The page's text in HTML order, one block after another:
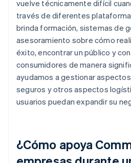
vuelve técnicamente difícil
través de diferentes
brinda formación, sistemas de
asesoramiento sobre cómo
éxito, encontrar un público y
consumidores de manera
ayudamos a gestionar
seguros y otros aspectos
usuarios puedan expandir su
¿Cómo apoya